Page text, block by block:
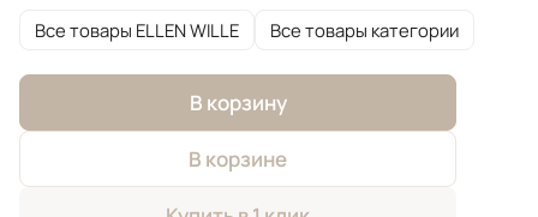
Все товары ELLEN WILLE Все товары категории
В корзину
В корзине